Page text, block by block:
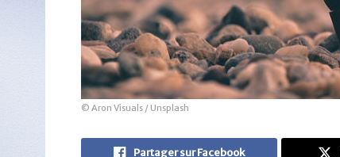
© Aron Visuals / Unsplash
Partager sur Facebook